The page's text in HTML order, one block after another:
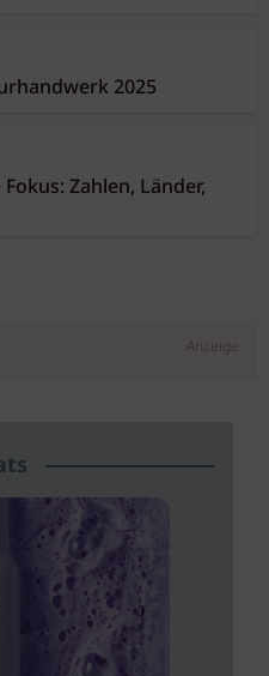
2025
Zahlen, Länder,
Anzeige